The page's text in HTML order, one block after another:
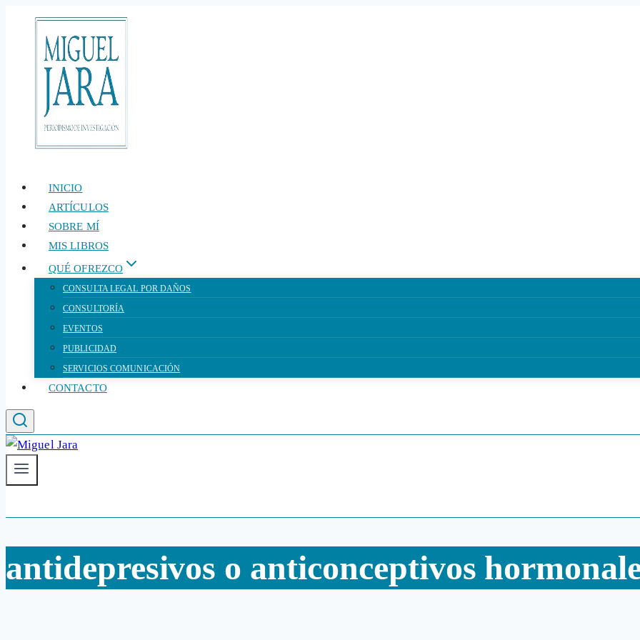
contenido
INICIO
ARTÍCULOS
SOBRE MÍ
MIS LIBROS
QUÉ OFREZCO
CONSULTA LEGAL POR DAÑOS
CONSULTORÍA
EVENTOS
PUBLICIDAD
SERVICIOS COMUNICACIÓN
CONTACTO
antidepresivos o anticonceptivos